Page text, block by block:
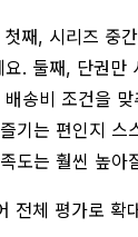
째, 시리즈 중
. 둘째, 단권만
송비 조건을
기는 편인지 스
도는 훨씬 높아
전체 평가로 확